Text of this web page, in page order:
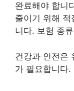
완료해야 합니
줄이기 위해 적
니다. 보험 종
건강과 안전은
가 필요합니다.